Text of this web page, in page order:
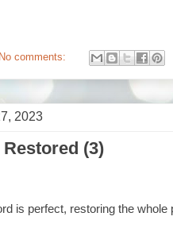
No comments:
2023
(3)
is perfect, restoring the